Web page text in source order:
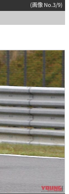
(画像 No.3/9)